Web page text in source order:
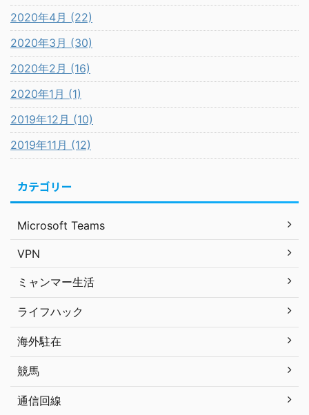
2020年4月 (22)
2020年3月 (30)
2020年2月 (16)
2020年1月 (1)
2019年12月 (10)
2019年11月 (12)
カテゴリー
Microsoft Teams
VPN
ミャンマー生活
ライフハック
海外駐在
競馬
通信回線